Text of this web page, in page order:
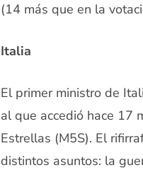
(14 más que en la
Italia
El primer ministro de
al que accedió hace 17
Estrellas (M5S). El
distintos asuntos: la